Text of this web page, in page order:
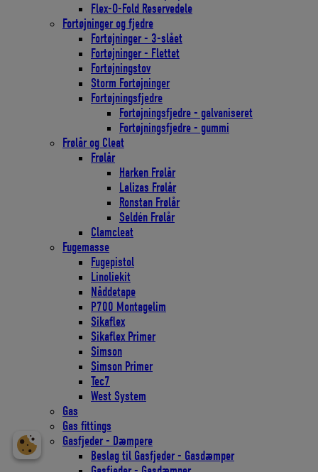
Flex-O-Fold Reservedele
Fortøjninger og fjedre
Fortøjninger - 3-slået
Fortøjninger - Flettet
Fortøjningstov
Storm Fortøjninger
Fortøjningsfjedre
Fortøjningsfjedre - galvaniseret
Fortøjningsfjedre - gummi
Frølår og Cleat
Frølår
Harken Frølår
Lalizas Frølår
Ronstan Frølår
Seldén Frølår
Clamcleat
Fugemasse
Fugepistol
Linoliekit
Nåddetape
P700 Montagelim
Sikaflex
Sikaflex Primer
Simson
Simson Primer
Tec7
West System
Gas
Gas fittings
Gasfjeder - Dæmpere
Beslag til Gasfjeder - Gasdæmper